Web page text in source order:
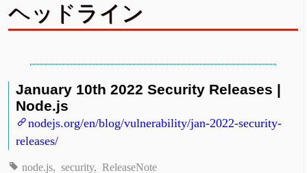
ヘッドライン
January 10th 2022 Security Releases |
Node.js
nodejs.org/en/blog/vulnerability/jan-2022-security-
releases/
node.js security ReleaseNote